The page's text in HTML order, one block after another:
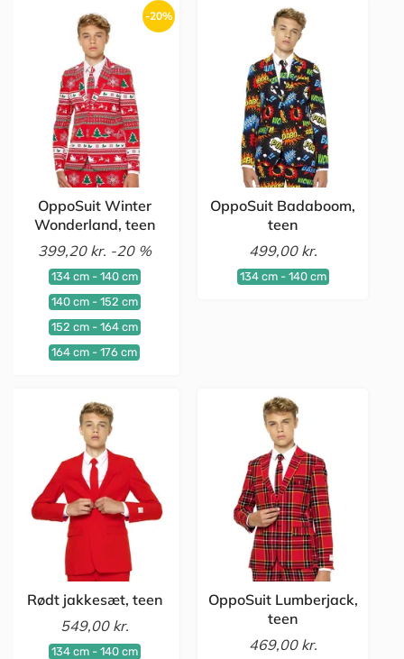
-20%
OppoSuit Winter
Wonderland, teen
399,20 kr. -20 %
134 cm - 140 cm
140 cm - 152 cm
152 cm - 164 cm
164 cm - 176 cm
OppoSuit Badaboom,
teen
499,00 kr.
134 cm - 140 cm
Rødt jakkesæt, teen
549,00 kr.
134 cm - 140 cm
OppoSuit Lumberjack,
teen
469,00 kr.